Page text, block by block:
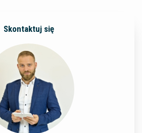
Skontaktuj się